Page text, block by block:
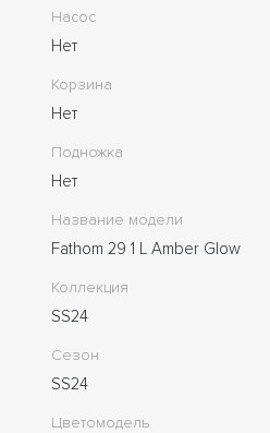
Насос
Нет
Корзина
Нет
Подножка
Нет
Название модели
Fathom 29 1 L Amber Glow
Коллекция
SS24
Сезон
SS24
Цветомодель